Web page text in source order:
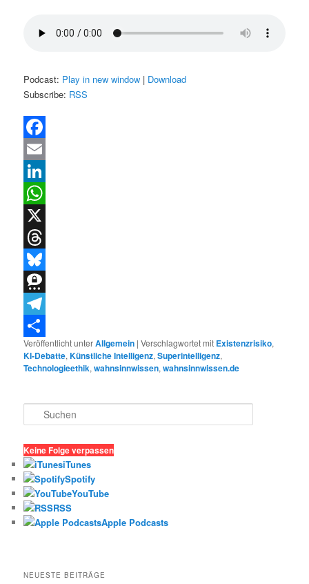
Podcast: Play in new window | Download
Subscribe: RSS
Facebook
Email
LinkedIn
WhatsApp
X
Threads
Bluesky
Threema
Telegram
Teilen
Veröffentlicht unterAllgemein |Verschlagwortet mit Existenzrisiko,
KI-Debatte,Künstliche Intelligenz,Superintelligenz,
Technologieethik,wahnsinnwissen,wahnsinnwissen.de
u
h
e
n
Keine Folge verpassen
iTunes
Spotify
YouTube
RSS
Apple Podcasts
NEUESTE BEITRÄGE